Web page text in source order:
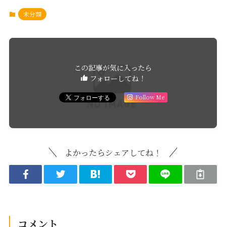
未分類
この記事が気に入ったら
フォローしてね！
Follow Me
よかったらシェアしてね！
コメント